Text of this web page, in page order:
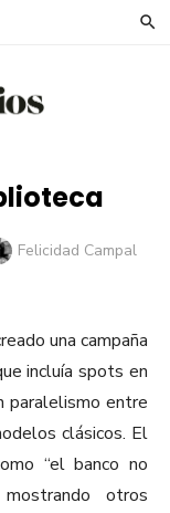
Autor
Felicidad Campal
una campaña
incluía spots en
paralelismo entre
clásicos. El
“el banco no
otros